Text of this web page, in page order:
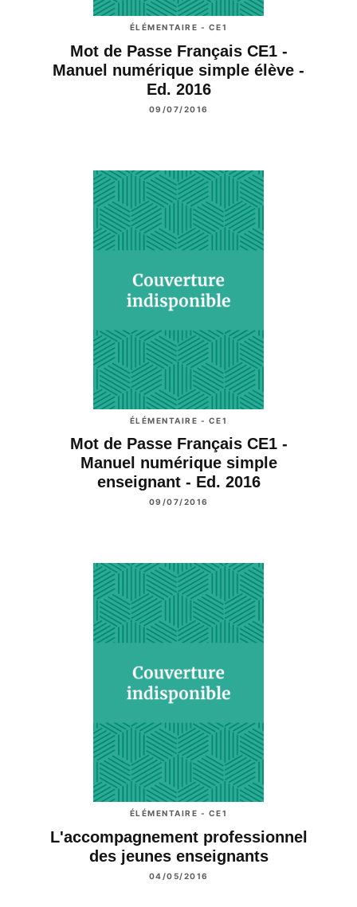
ÉLÉMENTAIRE - CE1
Mot de Passe Français CE1 -
Manuel numérique simple élève -
Ed. 2016
09/07/2016
ÉLÉMENTAIRE - CE1
Mot de Passe Français CE1 -
Manuel numérique simple
enseignant - Ed. 2016
09/07/2016
ÉLÉMENTAIRE - CE1
L'accompagnement professionnel
des jeunes enseignants
04/05/2016